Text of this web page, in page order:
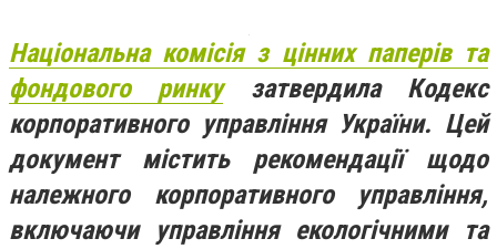
Національна комісія з цінних паперів та
фондового ринкузатвердила Кодекс
корпоративного управління України. Цей
документ містить рекомендації щодо
належного корпоративного управління,
включаючи управління екологічними та